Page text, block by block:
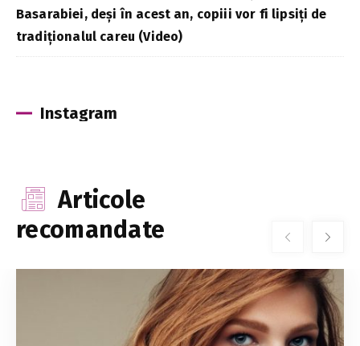
Basarabiei, deși în acest an, copiii vor fi lipsiți de
tradiționalul careu (Video)
Instagram
Articole
recomandate